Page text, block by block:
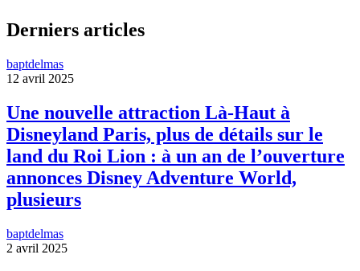
Derniers articles
baptdelmas
12 avril 2025
Une nouvelle attraction Là-Haut à
Disneyland Paris, plus de détails sur le
land du Roi Lion : à un an de l’ouverture
annonces Disney Adventure World,
plusieurs
baptdelmas
2 avril 2025